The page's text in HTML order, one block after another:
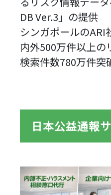
DB Ver.3」の提供
シンガポールのARI
内外500万件以上の
検索件数780万件突
日本公益通報